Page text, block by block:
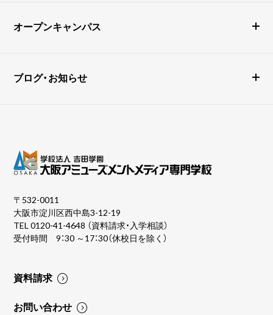
オープンキャンパス
ブログ・お知らせ
〒532-0011
大阪市淀川区西中島3-12-19
TEL0120-41-4648 （資料請求・入学相談）
受付時間 9：30 ～17：30（休校日を除く）
資料請求
お問い合わせ